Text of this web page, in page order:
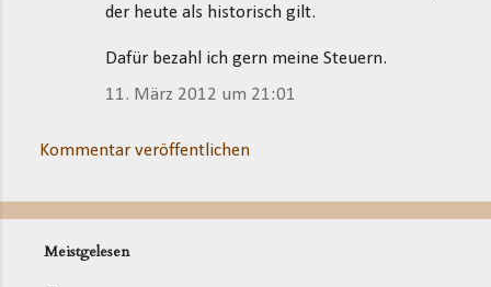
der heute als historisch gilt.
Dafür bezahl ich gern meine Steuern.
11. März 2012 um 21:01
Kommentar veröffentlichen
Meistgelesen